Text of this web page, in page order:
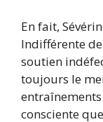
En fait,
Indifférente
soutien
toujours le
consciente